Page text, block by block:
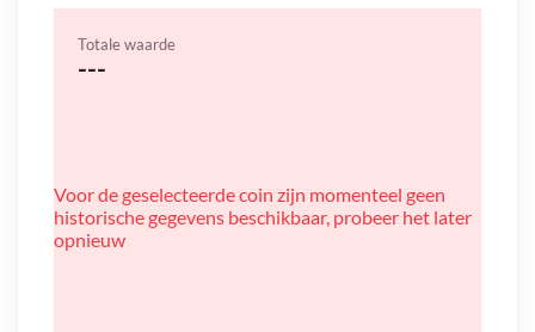
Totale waarde
---
Voor de geselecteerde coin zijn momenteel geen
historische gegevens beschikbaar, probeer het later
opnieuw